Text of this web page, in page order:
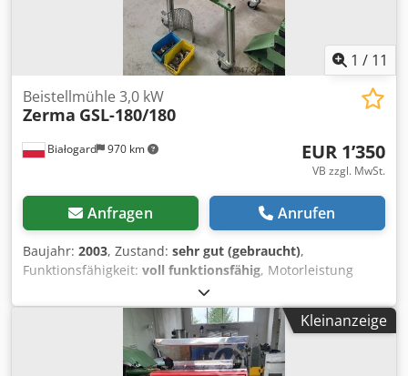
1 / 11
Białogard 970 km
Beistellmühle 3,0 kW
Zerma GSL-180/180
EUR 1’350
VB zzgl. MwSt.
Anfragen Anrufen
Baujahr: 2003, Zustand: sehr gut (gebraucht),
Funktionsfähigkeit: voll funktionsfähig, Motorleistung
(Direktantrieb): 3,0 kW (Getriebemotor) Rotordrehzahl: ca.
200 U/min (die niedrige Drehzahl reduziert Lärm und
Staubentwicklung) Abmessungen der Schneidkammer: 270
x 180 mm Dsdpfx Aasztfh Dexsck Abmessungen des
Rotors: Durchmesser 180 mm / Schnittbreite 180 mm
Kleinanzeige